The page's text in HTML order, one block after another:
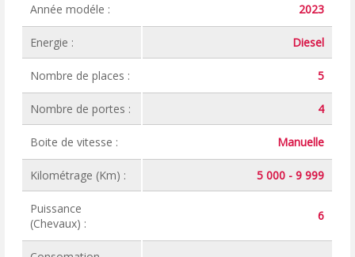
Année modéle : 2023
Energie : Diesel
Nombre de places : 5
Nombre de portes : 4
Boite de vitesse : Manuelle
Kilométrage (Km) : 5 000 - 9 999
Puissance
(Chevaux) :
6